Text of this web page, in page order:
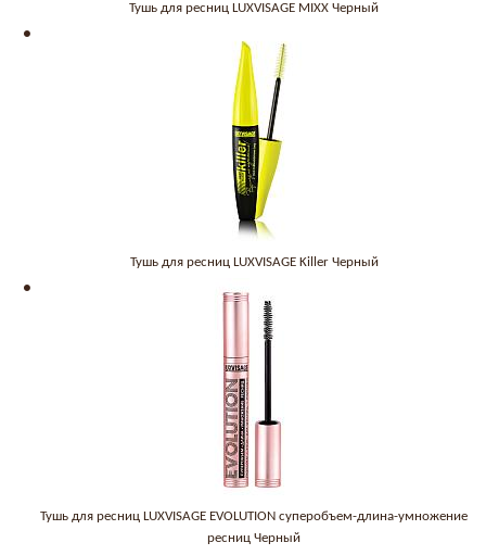
Тушь для ресниц LUXVISAGE MIXX Черный
Тушь для ресниц LUXVISAGE Killer Черный
Тушь для ресниц LUXVISAGE EVOLUTION суперобъем-длина-умножение
ресниц Черный